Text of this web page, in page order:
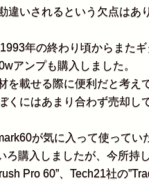
違いされるという欠点はあ
年の終わり頃からまた
アンプも購入しました。
載せる際に便利だと考え
くにはあまり合わず売却し
が気に入って使ってい
ろ購入しましたが、今所持
Pro 60”、Tech21社の